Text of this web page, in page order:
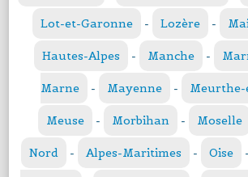
Lot-et-Garonne - Lozère -
Hautes-Alpes - Manche -
Marne - Mayenne - Meurthe-
Meuse - Morbihan - Moselle
Nord - Alpes-Maritimes - Oise -